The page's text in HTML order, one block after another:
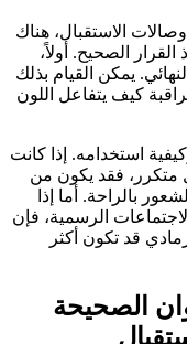
الاستقبال، هناك
الصحيح. أولاً،
يمكن القيام بذلك
كيف يتفاعل اللون
استخدامه. إذا كانت
متكرر، فقد يكون من
بالراحة. أما إذا
الرسمية، فإن
قد تكون أكثر
الصحيحة